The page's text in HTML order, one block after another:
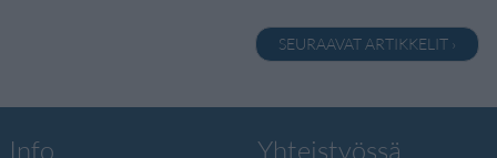
SEURAAVAT ARTIKKELIT ›
Info Yhteistyössä